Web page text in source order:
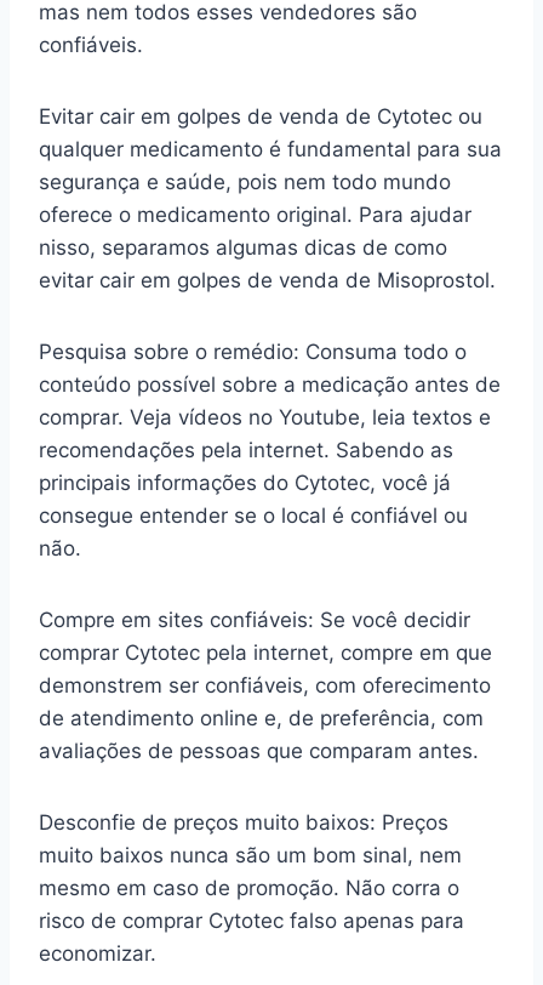
mas nem todos esses vendedores são
confiáveis.
Evitar cair em golpes de venda de Cytotec ou
qualquer medicamento é fundamental para sua
segurança e saúde, pois nem todo mundo
oferece o medicamento original. Para ajudar
nisso, separamos algumas dicas de como
evitar cair em golpes de venda de Misoprostol.
Pesquisa sobre o remédio: Consuma todo o
conteúdo possível sobre a medicação antes de
comprar. Veja vídeos no Youtube, leia textos e
recomendações pela internet. Sabendo as
principais informações do Cytotec, você já
consegue entender se o local é confiável ou
não.
Compre em sites confiáveis: Se você decidir
comprar Cytotec pela internet, compre em que
demonstrem ser confiáveis, com oferecimento
de atendimento online e, de preferência, com
avaliações de pessoas que comparam antes.
Desconfie de preços muito baixos: Preços
muito baixos nunca são um bom sinal, nem
mesmo em caso de promoção. Não corra o
risco de comprar Cytotec falso apenas para
economizar.